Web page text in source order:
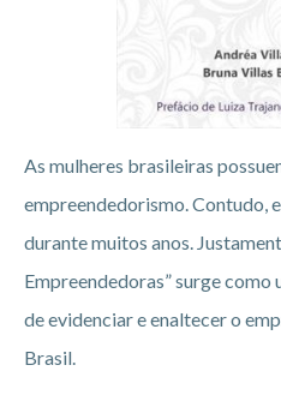
As mulheres brasileiras
empreendedorismo. Contudo,
durante muitos anos.
Empreendedoras” surge
de evidenciar e enaltecer o
Brasil.